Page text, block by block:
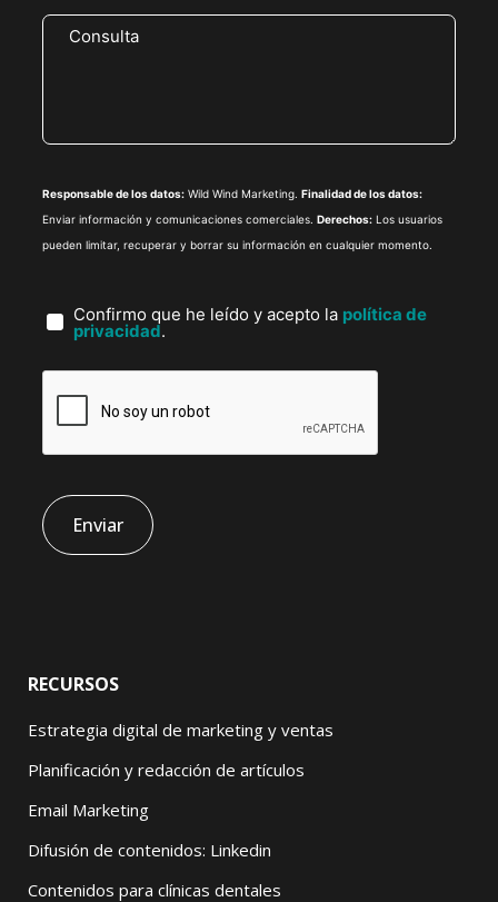
Responsable de los datos: Wild Wind Marketing. Finalidad de los datos:
Enviar información y comunicaciones comerciales. Derechos: Los usuarios
pueden limitar, recuperar y borrar su información en cualquier momento.
Confirmo que he leído y acepto la política de
privacidad.
RECURSOS
Estrategia digital de marketing y ventas
Planificación y redacción de artículos
Email Marketing
Difusión de contenidos: Linkedin
Contenidos para clínicas dentales